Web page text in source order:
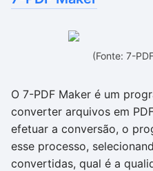
(Fonte: 7-
O 7-PDF Maker é um
converter arquivos em
efetuar a conversão, o
esse processo,
convertidas, qual é a